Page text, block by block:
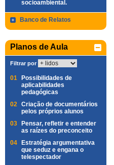
socioambiental.
Banco de Relatos
Planos de Aula
Filtrar por
01
Possibilidades de
aplicabilidades
pedagógicas
02 Criação de documentários
pelos próprios alunos
03
Pensar, refletir e entender
as raízes do preconceito
04
Estratégia argumentativa
que seduz e engana o
telespectador